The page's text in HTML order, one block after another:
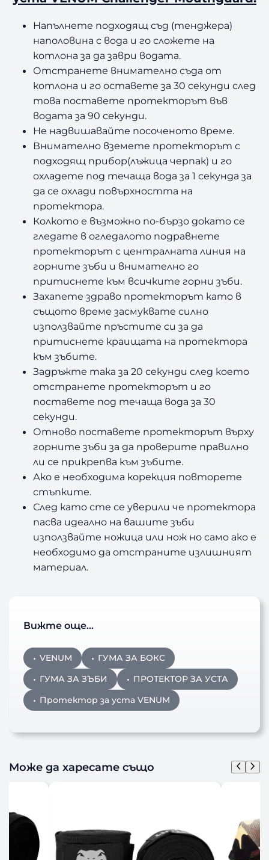
I
Напълнете подходящ съд (тенджера)
наполовина с вода и го сложете на
котлона за да заври водата.
Отстранете внимателно съда от
котлона и го оставете за 30 секунди след
това поставете протекторът във
водата за 90 секунди.
Не надвишавайте посоченото време.
Внимателно вземете протекторът с
подходящ прибор(лъжица черпак) и го
охладете под течаща вода за 1 секунда за
да се охлади повърхността на
протектора.
Колкото е възможно по-бързо докато се
гледате в огледалото подравнете
протекторът с централната линия на
горните зъби и внимателно го
притиснете към всичките горни зъби.
Захапете здраво протекторът като в
същото време засмуквате силно
използвайте пръстите си за да
притиснете краищата на протектора
към зъбите.
Задръжте така за 20 секунди след което
отстранете протекторът и го
поставете под течаща вода за 30
секунди.
Отново поставете протекторът върху
горните зъби за да проверите правилно
ли се прикрепва към зъбите.
Ако е необходима корекция повторете
стъпките.
След като сте се уверили че протектора
пасва идеално на вашите зъби
използвайте ножица или нож но само ако е
необходимо да отстраните излишният
материал.
Вижте още…
VENUM
ГУМА ЗА БОКС
ГУМА ЗА ЗЪБИ
ПРОТЕКТОР ЗА УСТА
Протектор за уста VENUM
Може да харесате също